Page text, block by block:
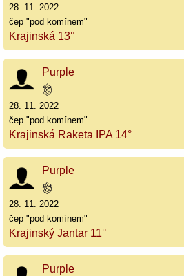
28. 11. 2022
čep "pod komínem"
Krajinská 13°
Purple
28. 11. 2022
čep "pod komínem"
Krajinská Raketa IPA 14°
Purple
28. 11. 2022
čep "pod komínem"
Krajinský Jantar 11°
Purple